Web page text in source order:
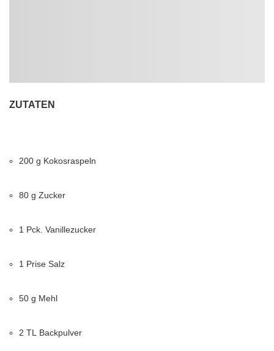
ZUTATEN
200 g Kokosraspeln
80 g Zucker
1 Pck. Vanillezucker
1 Prise Salz
50 g Mehl
2 TL Backpulver